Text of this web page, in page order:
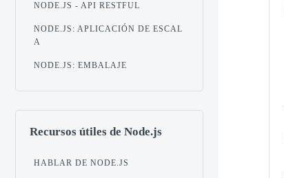
NODE.JS - API RESTFUL
NODE.JS: APLICACIÓN DE ESCAL
A
NODE.JS: EMBALAJE
Recursos útiles de Node.js
HABLAR DE NODE.JS